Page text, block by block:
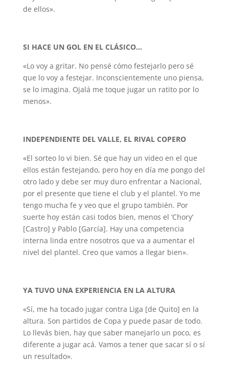
de ellos».
SI HACE UN GOL EN EL CLÁSICO…
«Lo voy a gritar. No pensé cómo festejarlo pero sé
que lo voy a festejar. Inconscientemente uno piensa,
se lo imagina. Ojalá me toque jugar un ratito por lo
menos».
INDEPENDIENTE DEL VALLE, EL RIVAL COPERO
«El sorteo lo vi bien. Sé que hay un video en el que
ellos están festejando, pero hoy en día me pongo del
otro lado y debe ser muy duro enfrentar a Nacional,
por el presente que tiene el club y el plantel. Yo me
tengo mucha fe y veo que el grupo también. Por
suerte hoy están casi todos bien, menos el ‘Chory’
[Castro] y Pablo [García]. Hay una competencia
interna linda entre nosotros que va a aumentar el
nivel del plantel. Creo que vamos a llegar bien».
YA TUVO UNA EXPERIENCIA EN LA ALTURA
«Sí, me ha tocado jugar contra Liga [de Quito] en la
altura. Son partidos de Copa y puede pasar de todo.
Lo llevás bien, hay que saber manejarlo un poco, es
diferente a jugar acá. Vamos a tener que sacar sí o sí
un resultado».